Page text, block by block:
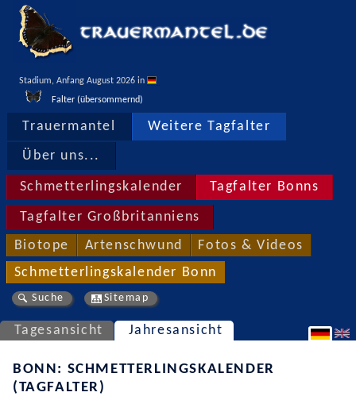
Stadium, Anfang August 2026 in
Falter (übersommernd)
Trauermantel Weitere Tagfalter
Über uns...
Schmetterlingskalender Tagfalter Bonns
Tagfalter Großbritanniens
Biotope Artenschwund Fotos & Videos
Schmetterlingskalender Bonn
Suche Sitemap
Tagesansicht Jahresansicht
BONN: SCHMETTERLINGSKALENDER
(TAGFALTER)